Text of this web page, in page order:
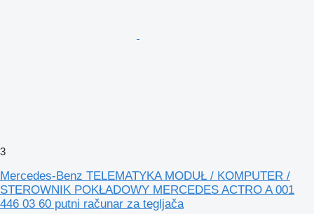
3
Mercedes-Benz TELEMATYKA MODUŁ / KOMPUTER /
STEROWNIK POKŁADOWY MERCEDES ACTRO A 001
446 03 60 putni računar za tegljača